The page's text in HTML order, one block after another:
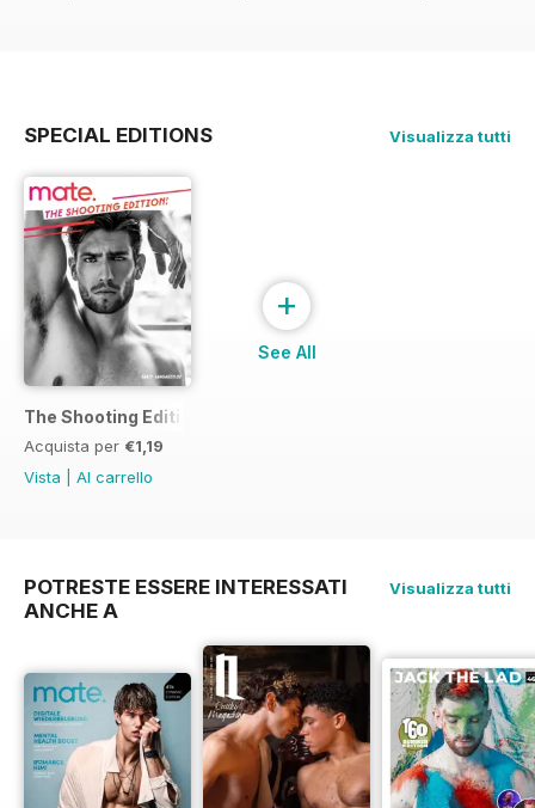
SPECIAL EDITIONS Visualizza tutti
The Shooting Edition
Acquista per €1,19
Vista
Al carrello
+
See All
POTRESTE ESSERE INTERESSATI
ANCHE A
Visualizza tutti